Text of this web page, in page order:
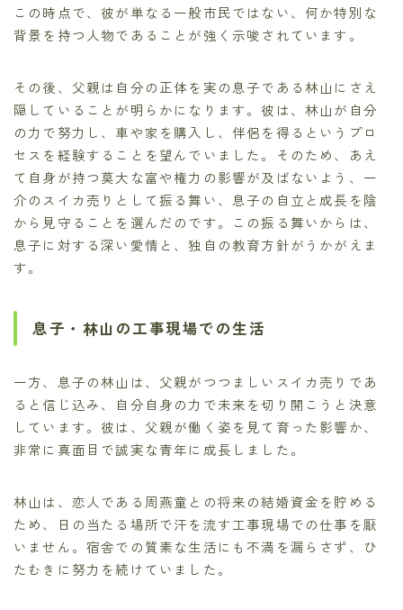
この時点で、彼が単なる一般市民ではない、何か特別な
背景を持つ人物であることが強く示唆されています。
その後、父親は自分の正体を実の息子である林山にさえ
隠していることが明らかになります。彼は、林山が自分
の力で努力し、車や家を購入し、伴侶を得るというプロ
セスを経験することを望んでいました。そのため、あえ
て自身が持つ莫大な富や権力の影響が及ばないよう、一
介のスイカ売りとして振る舞い、息子の自立と成長を陰
から見守ることを選んだのです。この振る舞いからは、
息子に対する深い愛情と、独自の教育方針がうかがえま
す。
息子・林山の工事現場での生活
一方、息子の林山は、父親がつつましいスイカ売りであ
ると信じ込み、自分自身の力で未来を切り開こうと決意
しています。彼は、父親が働く姿を見て育った影響か、
非常に真面目で誠実な青年に成長しました。
林山は、恋人である周燕童との将来の結婚資金を貯める
ため、日の当たる場所で汗を流す工事現場での仕事を厭
いません。宿舎での質素な生活にも不満を漏らさず、ひ
たむきに努力を続けていました。